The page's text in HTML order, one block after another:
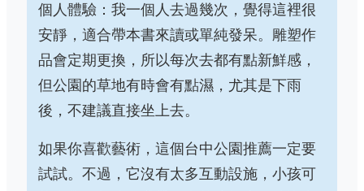
個人體驗：我一個人去過幾次，覺得這裡很
安靜，適合帶本書來讀或單純發呆。雕塑作
品會定期更換，所以每次去都有點新鮮感，
但公園的草地有時會有點濕，尤其是下雨
後，不建議直接坐上去。
如果你喜歡藝術，這個台中公園推薦一定要
試試。不過，它沒有太多互動設施，小孩可